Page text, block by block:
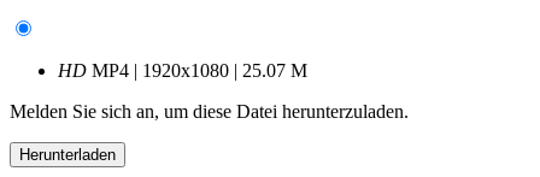
HD MP4 | 1920x1080 | 25.07 M
Melden Sie sich an, um diese Datei herunterzuladen.
Herunterladen